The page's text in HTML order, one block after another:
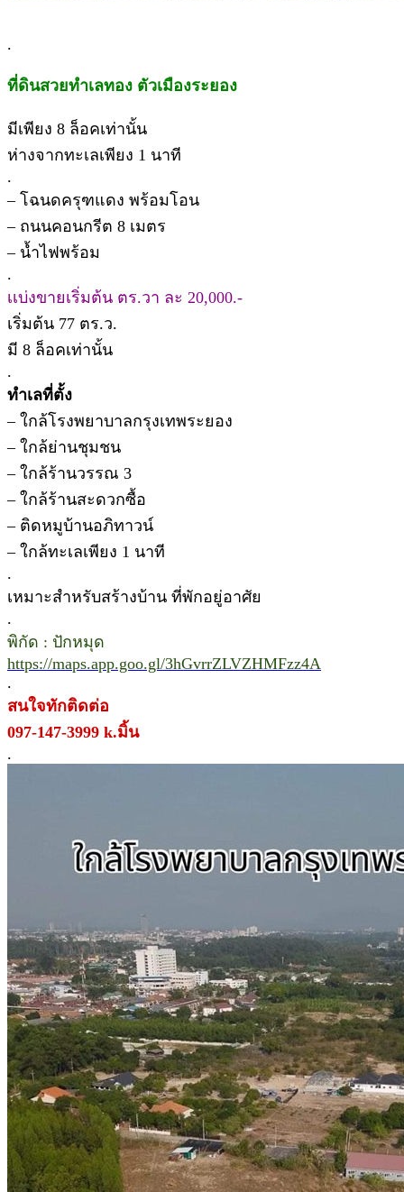
.
ที่ดินสวยทำเลทอง ตัวเมืองระยอง
มีเพียง 8 ล็อคเท่านั้น
ห่างจากทะเลเพียง 1 นาที
.
– โฉนดครุฑแดง พร้อมโอน
– ถนนคอนกรีต 8 เมตร
– น้ำไฟพร้อม
.
เเบ่งขายเริ่มต้น ตร.วา ละ 20,000.-
เริ่มต้น 77 ตร.ว.
มี 8 ล็อคเท่านั้น
.
ทำเลที่ตั้ง
– ใกล้โรงพยาบาลกรุงเทพระยอง
– ใกล้ย่านชุมชน
– ใกล้ร้านวรรณ 3
– ใกล้ร้านสะดวกซื้อ
– ติดหมูบ้านอภิทาวน์
– ใกล้ทะเลเพียง 1 นาที
.
เหมาะสำหรับสร้างบ้าน ที่พักอยู่อาศัย
.
พิกัด : ปักหมุด
https://maps.app.goo.gl/3hGvrrZLVZHMFzz4A
.
สนใจทักติดต่อ
097-147-3999 k.มิ้น
.